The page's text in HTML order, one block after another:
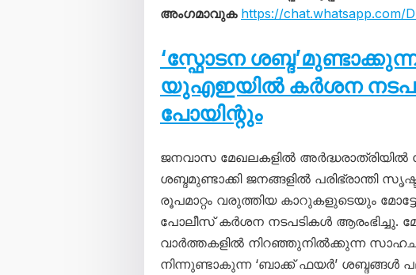
അംഗമാവുക https://chat.whatsapp.com/
‘സ്ഫോടന
യുഎഇയിൽ കർശന
പോയിന്റും
ജനവാസ മേഖലകളിൽ അർദ്ധരാത്രിയിൽ
ശബ്ദമുണ്ടാക്കി ജനങ്ങളിൽ പരിഭ്രാന്തി
രൂപമാറ്റം വരുത്തിയ കാറുകളുടെയും
പോലീസ് കർശന നടപടികൾ ആരംഭിച്ചു.
വാർത്തകളിൽ നിറഞ്ഞുനിൽക്കുന്ന
നിന്നുണ്ടാകുന്ന ‘ബാക്ക് ഫയർ’